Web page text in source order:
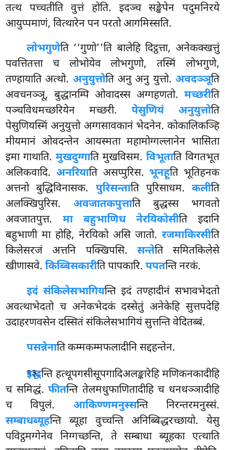
तत्थ पच्चतीति वुत्तं होति. इदञ्च सङ्खेपेन पदुमनिरये
आयुप्पमाणं, वित्थारेन पन परतो आगमिस्सति.
लोभगुणेति ‘‘गुणो’’ति बालेहि दिट्ठत्ता, अनेकक्खत्तुं
पवत्तितत्ता च लोभोयेव लोभगुणो, तस्मिं लोभगुणे,
तण्हायाति अत्थो. अनुयुत्तोति अनु अनु युत्तो. अवदञ्ञूति
अवचनञ्ञू, बुद्धानम्पि ओवादस्स अग्गहणतो. मच्छरीति
पञ्चविधमच्छरियेन मच्छरी. पेसुणियं अनुयुत्तोति
पेसुणियस्मिं अनुयुत्तो अग्गसावकानं भेदनेन. कोकालिकञ्हि
मीयमानं ओवदन्तेन आयस्मता महामोग्गल्लानेन भासिता
इमा गाथाति.मुखदुग्गाति मुखविसम. विभूताति विगतभूत
अलिकवादि. अनरियाति असप्पुरिस. भूनहूति भूतिहनक
अत्तनो बुद्धिविनासक. पुरिसन्ताति पुरिसाधम. कलीति
अलक्खिपुरिस.अवजातकपुत्ताति बुद्धस्स भगवतो
अवजातपुत्त.मा बहुभाणिध नेरयिकोसीति इदानि
बहुभाणी मा होहि, नेरयिको असि जातो. रजमाकिरसीति
किलेसरजं अत्तनि पक्खिपसि. सन्तेति समितकिलेसे
खीणासवे.किब्बिसकारीति पापकारि.पपतन्ति नरकं.
इदं संकिलेसभागियन्ति इदं तण्हादीनं सभावभेदतो
अवत्थाभेदतो च अनेकभेदकं दस्सेतुं अनेकेहि सुत्तपदेहि
उदाहरणवसेन दस्सितं संकिलेसभागियं सुत्तन्ति वेदितब्बं.
पसन्नेनातिकम्मकम्मफलादीनि सद्दहन्तेन.
९३.
इद्धन्ति हत्थूपगसीसूपगादिअलङ्कारेहि मणिकनकादीहि
च समिद्धं.फीतन्ति तेलमधुफाणितादीहि च धनधञ्ञादीहि
च विपुलं. आकिण्णमनुस्सन्ति निरन्तरमनुस्सं.
सम्बाधब्यूहन्ति ब्यूहा वुच्चन्ति अनिब्बिद्धरच्छायो. येसु
पविट्ठमग्गेनेव निग्गच्छन्ति, ते सम्बाधा ब्यूहका एत्थाति